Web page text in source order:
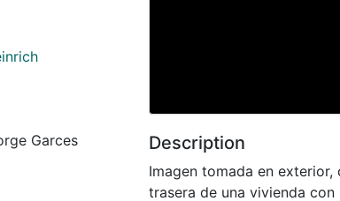
Garces
Description
Imagen tomada en
trasera de una vivienda